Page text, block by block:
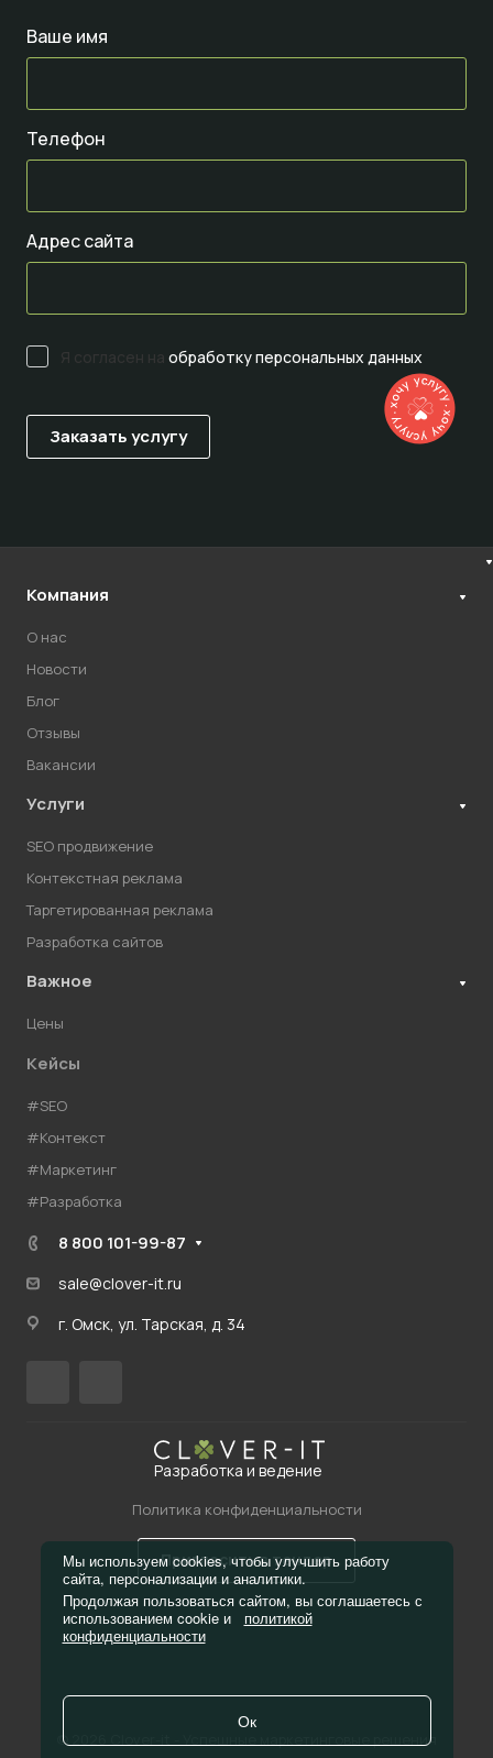
Ваше имя
Телефон
Адрес сайта
Я согласен на обработку персональных данных
Компания
О нас
Новости
Блог
Отзывы
Вакансии
Услуги
SEO продвижение
Контекстная реклама
Таргетированная реклама
Разработка сайтов
Важное
Цены
Кейсы
#SEO
#Контекст
#Маркетинг
#Разработка
8 800 101-99-87
sale@clover-it.ru
г. Омск, ул. Тарская, д. 34
© 2026 Clover-it - Успешные маркетинговые решения
Пригласить в тендер
Политика конфиденциальности
Разработка и ведение
Мы используем cookies, чтобы улучшить работу
сайта, персонализации и аналитики.
Продолжая пользоваться сайтом, вы соглашаетесь с
использованием cookie и
политикой
конфиденциальности
Ок